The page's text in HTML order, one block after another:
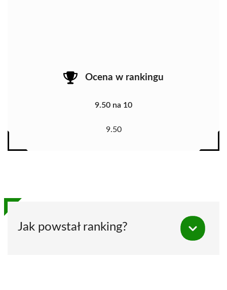
Ocena w rankingu
9.50 na 10
9.50
Jak powstał ranking?